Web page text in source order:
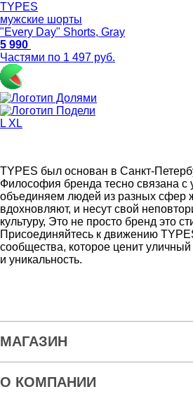
TYPES
мужские шорты
"Every Day" Shorts, Gray
5 990
Частями по 1 497 руб.
L XL
TYPES был основан в Санкт-
Философия бренда тесно связана
объединяем людей из разных сфер
вдохновляют, и несут свой
культуру, Это не просто бренд это
Присоединяйтесь к движению
сообщества, которое ценит
и уникальность.
МАГАЗИН
О КОМПАНИИ